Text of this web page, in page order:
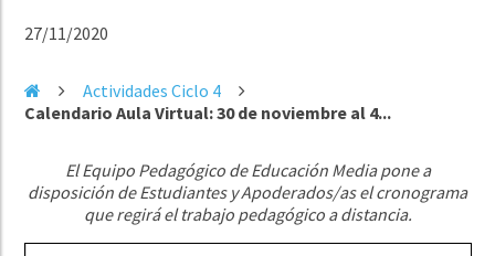
27/11/2020
Actividades Ciclo 4
Calendario Aula Virtual: 30 de noviembre al 4...
El Equipo Pedagógico de Educación Media pone a
disposición de Estudiantes y Apoderados/as el cronograma
que regirá el trabajo pedagógico a distancia.